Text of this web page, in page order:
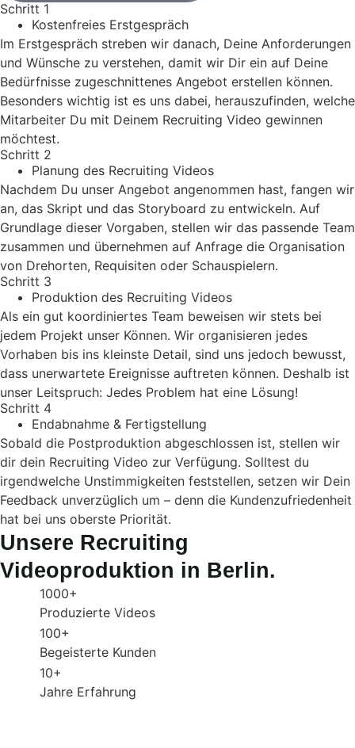
Schritt 1
Kostenfreies Erstgespräch
Im Erstgespräch streben wir danach, Deine Anforderungen
und Wünsche zu verstehen, damit wir Dir ein auf Deine
Bedürfnisse zugeschnittenes Angebot erstellen können.
Besonders wichtig ist es uns dabei, herauszufinden, welche
Mitarbeiter Du mit Deinem Recruiting Video gewinnen
möchtest.
Schritt 2
Planung des Recruiting Videos
Nachdem Du unser Angebot angenommen hast, fangen wir
an, das Skript und das Storyboard zu entwickeln. Auf
Grundlage dieser Vorgaben, stellen wir das passende Team
zusammen und übernehmen auf Anfrage die Organisation
von Drehorten, Requisiten oder Schauspielern.
Schritt 3
Produktion des Recruiting Videos
Als ein gut koordiniertes Team beweisen wir stets bei
jedem Projekt unser Können. Wir organisieren jedes
Vorhaben bis ins kleinste Detail, sind uns jedoch bewusst,
dass unerwartete Ereignisse auftreten können. Deshalb ist
unser Leitspruch: Jedes Problem hat eine Lösung!
Schritt 4
Endabnahme & Fertigstellung
Sobald die Postproduktion abgeschlossen ist, stellen wir
dir dein Recruiting Video zur Verfügung. Solltest du
irgendwelche Unstimmigkeiten feststellen, setzen wir Dein
Feedback unverzüglich um – denn die Kundenzufriedenheit
hat bei uns oberste Priorität.
Unsere Recruiting
Videoproduktion in Berlin.
1000+
Produzierte Videos
100+
Begeisterte Kunden
10+
Jahre Erfahrung